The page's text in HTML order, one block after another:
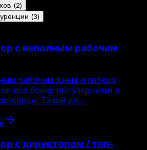
(2)
(3)
с неполным рабочим
рабочим днем и гибким
все более популярными в
среде. Такой до…
с директором / топ-